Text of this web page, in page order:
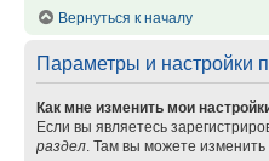
Вернуться к началу
Параметры и настройки
Как мне изменить мои
Если вы являетесь
раздел. Там вы можете изменить